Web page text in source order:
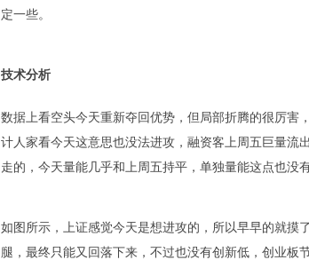
定一些。
技术分析
数据上看空头今天重新夺回优势，但局部折腾的很厉害
计人家看今天这意思也没法进攻，融资客上周五巨量流
走的，今天量能几乎和上周五持平，单独量能这点也没
如图所示，上证感觉今天是想进攻的，所以早早的就摸
腿，最终只能又回落下来，不过也没有创新低，创业板